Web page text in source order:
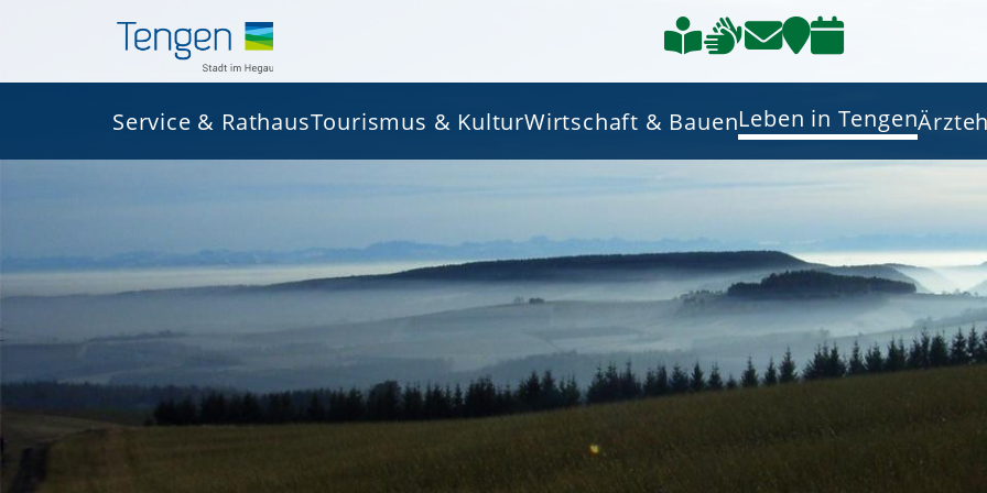
Service & RathausTourismus & KulturWirtschaft & BauenLeben in Tengen